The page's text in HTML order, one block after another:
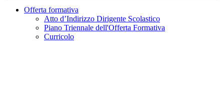
Offerta formativa
Atto d’Indirizzo Dirigente Scolastico
Piano Triennale dell'Offerta Formativa
Curricolo